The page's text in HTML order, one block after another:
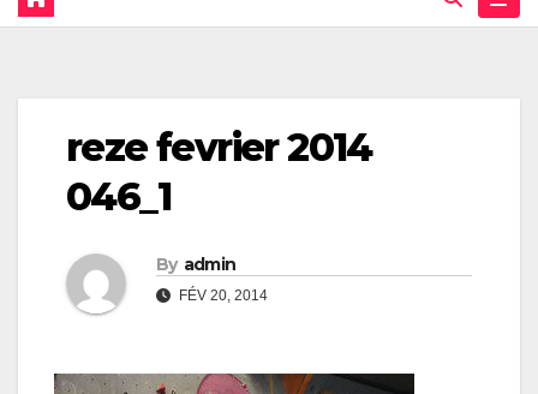
reze fevrier 2014
046_1
By admin
FÉV 20, 2014